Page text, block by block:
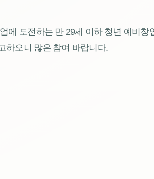
에 도전하는 만 29세 이하 청년 예비창
하오니 많은 참여 바랍니다.